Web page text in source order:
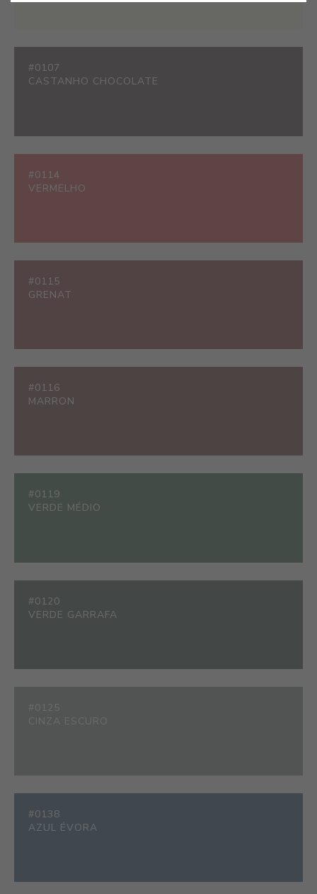
#0107
CASTANHO CHOCOLATE
#0114
VERMELHO
#0115
GRENAT
#0116
MARRON
#0119
VERDE MÉDIO
#0120
VERDE GARRAFA
#0138
AZUL ÉVORA